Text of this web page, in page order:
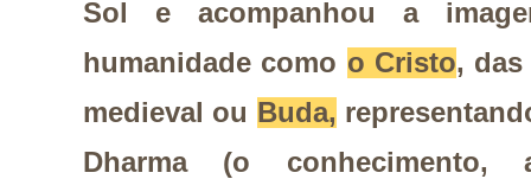
Sol e acompanhou a
humanidade como o Cristo, das
medieval ou Buda,
Dharma (o conhecimento,